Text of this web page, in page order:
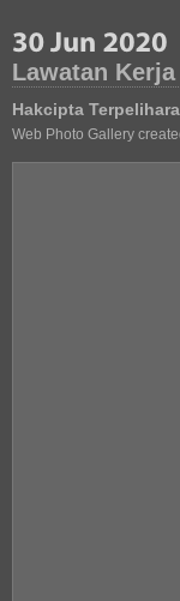
Lawatan
Hakcipta
Web Photo Gallery